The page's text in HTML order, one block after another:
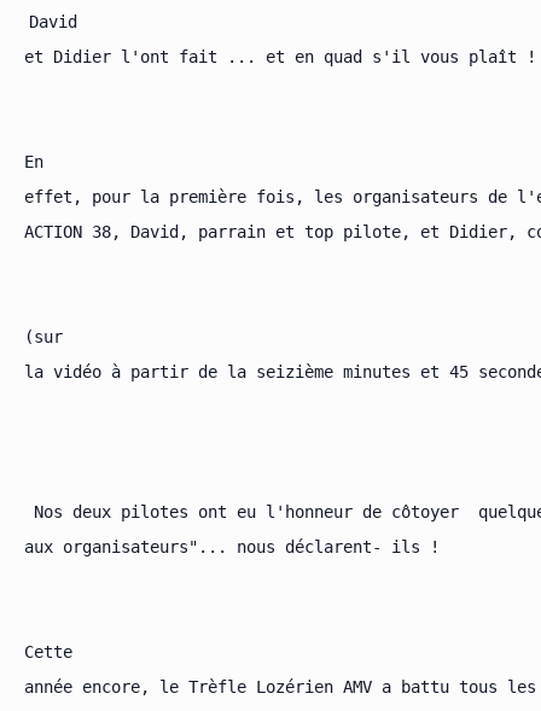
David
et Didier l'ont fait ... et en quad s'il vous plaît !
En
effet, pour la première fois, les organisateurs de
ACTION 38, David, parrain et top pilote, et Didier,
(sur
la vidéo à partir de la seizième minutes et 45
Nos deux pilotes ont eu l'honneur de côtoyer
aux organisateurs"... nous déclarent- ils !
Cette
année encore, le Trèfle Lozérien AMV a battu tous